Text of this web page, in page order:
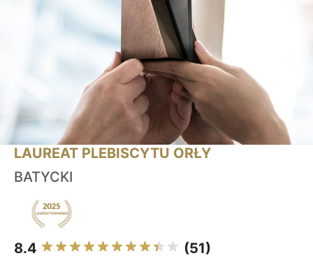
LAUREAT PLEBISCYTU ORŁY
BATYCKI
8.4 (51)